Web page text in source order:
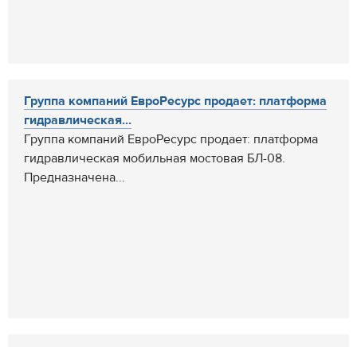
Группа компаний ЕвроРесурс продает: платформа
гидравлическая...
Группа компаний ЕвроРесурс продает: платформа
гидравлическая мобильная мостовая БЛ-08.
Предназначена...